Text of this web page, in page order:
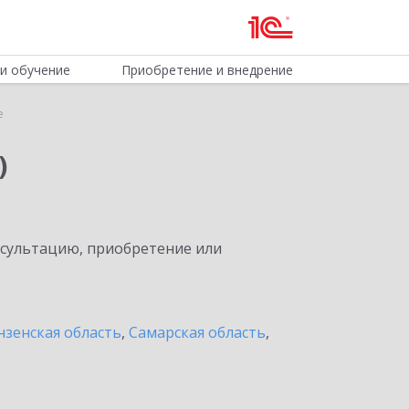
обучение Приобретение и внедрение
приобретение или
область, Самарская область,